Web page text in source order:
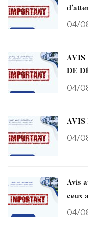
04/
AVIS
DE
04/
AVIS
04/
Avis
ceux
choix
04/